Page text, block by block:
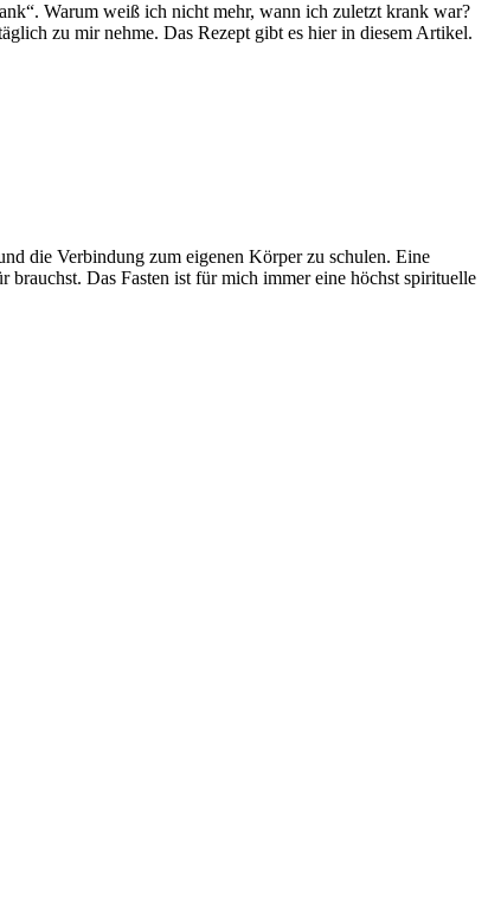
Warum weiß ich nicht mehr, wann ich zuletzt krank war?
zu mir nehme. Das Rezept gibt es hier in diesem Artikel.
die Verbindung zum eigenen Körper zu schulen. Eine
Das Fasten ist für mich immer eine höchst spirituelle